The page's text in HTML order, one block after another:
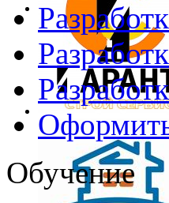
Обучение